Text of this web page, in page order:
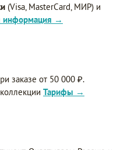
(Visa, MasterCard, МИР) и
информация →
заказе от 50 000 ₽.
Тарифы →